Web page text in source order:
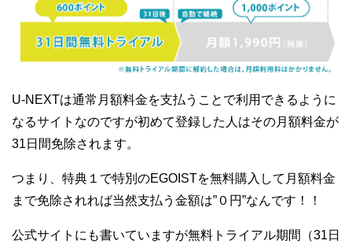
U-NEXTは通常月額料金を支払うことで利用できるように
なるサイトなのですが初めて登録した人はその月額料金が
31日間免除されます。
つまり、特典１で特別のEGOISTを無料購入して月額料金
まで免除されれば当然支払う金額は”０円”なんです！！
公式サイトにも書いていますが無料トライアル期間（31日